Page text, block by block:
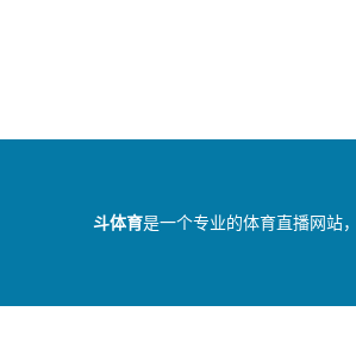
斗体育是一个专业的体育直播网站